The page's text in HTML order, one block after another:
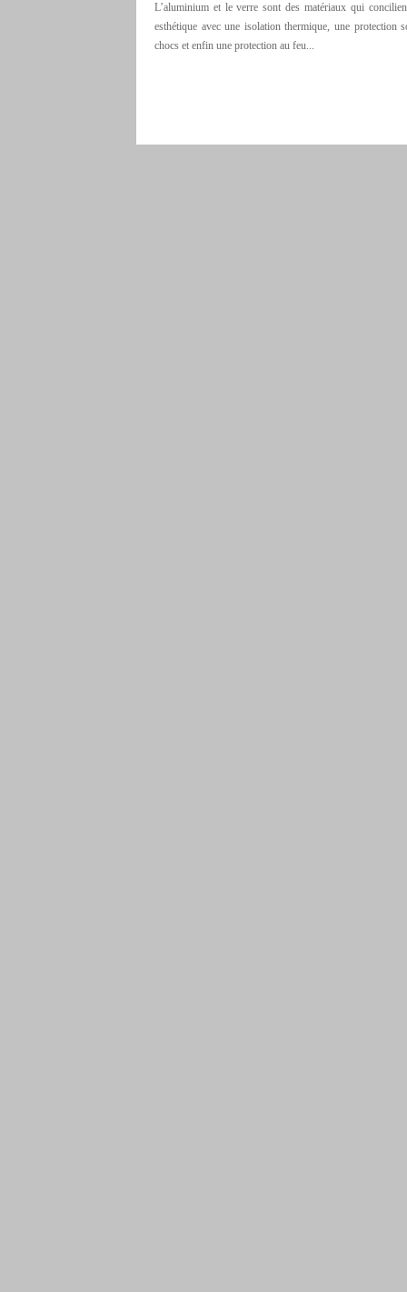
L’aluminium et le verre sont des matériaux qui
esthétique avec une isolation thermique, une protection
chocs et enfin une protection au feu...